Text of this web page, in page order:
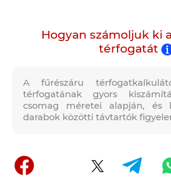
Hogyan számoljuk ki
térfogatát
A fűrészáru
térfogatának gyors
csomag méretei alapján, és
darabok közötti távtartók